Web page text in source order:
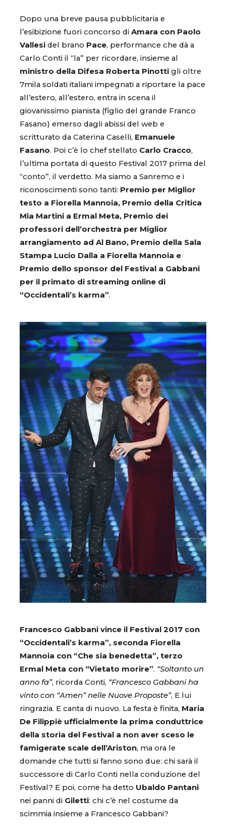
Dopo una breve pausa pubblicitaria e
l’esibizione fuori concorso di Amara con Paolo
Vallesi del brano Pace, performance che dà a
Carlo Conti il “la” per ricordare, insieme al
ministro della Difesa Roberta Pinotti gli oltre
7mila soldati italiani impegnati a riportare la pace
all’estero, all’estero, entra in scena il
giovanissimo pianista (figlio del grande Franco
Fasano) emerso dagli abissi del web e
scritturato da Caterina Caselli, Emanuele
Fasano. Poi c’è lo chef stellato Carlo Cracco,
l’ultima portata di questo Festival 2017 prima del
“conto”, il verdetto. Ma siamo a Sanremo e i
riconoscimenti sono tanti: Premio per Miglior
testo a Fiorella Mannoia, Premio della Critica
Mia Martini a Ermal Meta, Premio dei
professori dell’orchestra per Miglior
arrangiamento ad Al Bano, Premio della Sala
Stampa Lucio Dalla a Fiorella Mannoia e
Premio dello sponsor del Festival a Gabbani
per il primato di streaming online di
“Occidentali’s karma”.
Francesco Gabbani vince il Festival 2017 con
“Occidentali’s karma”, seconda Fiorella
Mannoia con “Che sia benedetta”, terzo
Ermal Meta con “Vietato morire”. “Soltanto un
anno fa”, ricorda Conti, “Francesco Gabbani ha
vinto con “Amen” nelle Nuove Proposte”, E lui
ringrazia. E canta di nuovo. La festa è finita, Maria
De Filippiè ufficialmente la prima conduttrice
della storia del Festival a non aver sceso le
famigerate scale dell’Ariston, ma ora le
domande che tutti si fanno sono due: chi sarà il
successore di Carlo Conti nella conduzione del
Festival? E poi, come ha detto Ubaldo Pantani
nei panni di Giletti: chi c’è nel costume da
scimmia insieme a Francesco Gabbani?